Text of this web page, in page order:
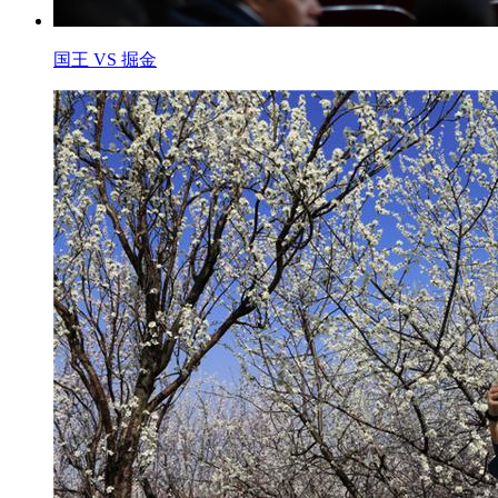
国王 VS 掘金